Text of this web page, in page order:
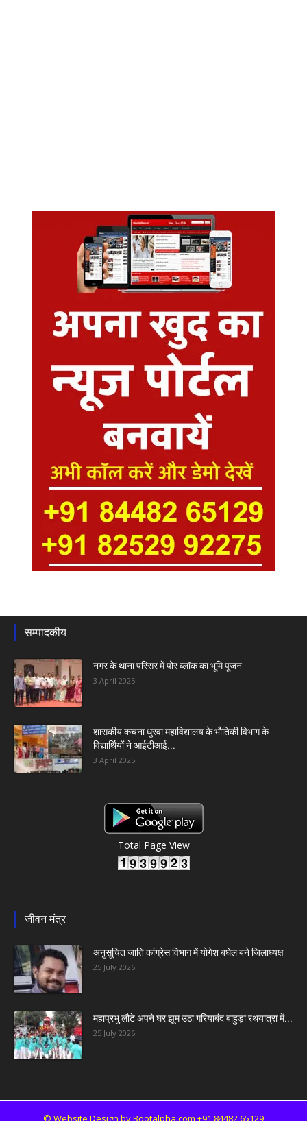
सम्पादकीय
नगर के थाना परिसर में पोर ब्लॉक का भूमि पूजन
3 April 2025
शासकीय कचना धुरवा महाविद्यालय के भौतिकी विभाग के
विद्यार्थियों ने आईटीआई...
3 April 2025
Total Page View
जीवन मंत्र
अनुसूचित जाति कांग्रेस विभाग में योगेश बघेल बने जिलाध्यक्ष
25 July 2026
महाप्रभु लौटे अपने घर झूम उठा गरियाबंद बाहुड़ा रथयात्रा में...
25 July 2026